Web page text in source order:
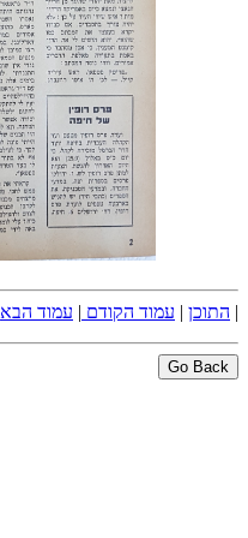
| התוכן | עמוד הקודם | עמוד הבא
Go Back